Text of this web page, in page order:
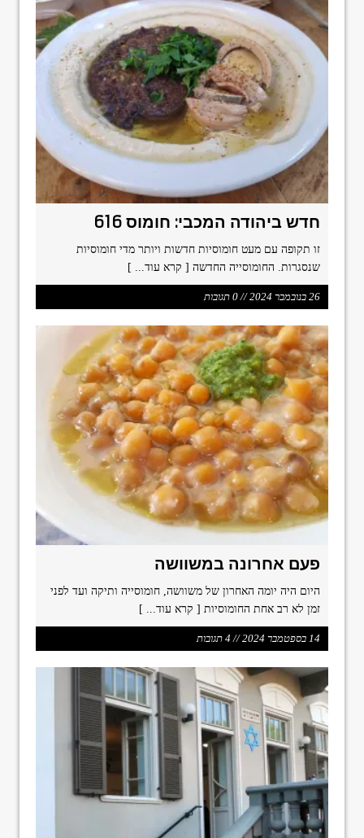
חדש ביהודה המכבי: חומוס 616
זו תקופה עם מעט חומוסיות חדשות ויותר מדי חומוסיות
שנסגרות. החומוסייה החדשה [ קרא עוד... ]
26 בנובמבר 2024 // 0 תגובות
פעם אחרונה במשוושה
היום היה יומה האחרון של משוושה, חומוסייה ותיקה ועד לפני
זמן לא רב אחת החומוסיות [ קרא עוד... ]
14 בספטמבר 2024 // 4 תגובות